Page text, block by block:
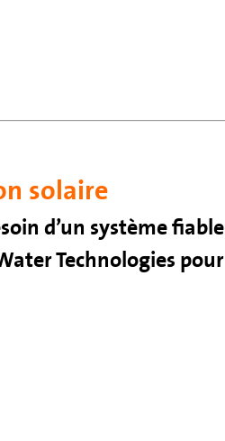
solaire
d’un système fiable
Technologies pour